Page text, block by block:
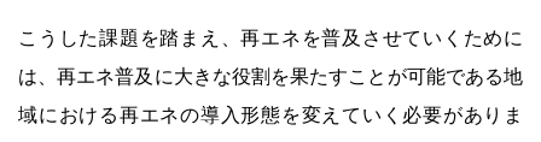
こうした課題を踏まえ、再エネを普及させていくために
は、再エネ普及に大きな役割を果たすことが可能である地
域における再エネの導入形態を変えていく必要がありま